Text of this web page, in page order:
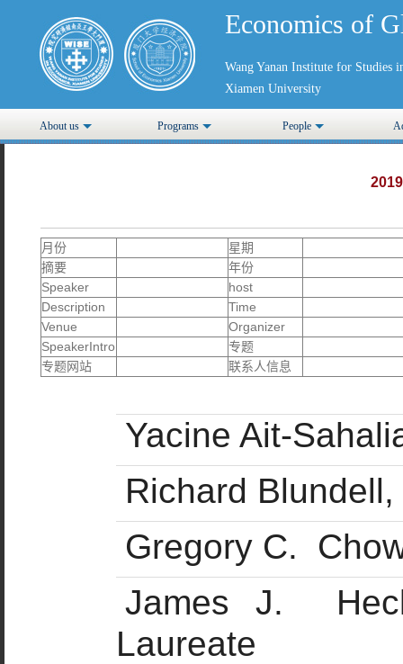
Economics of
Wang Yanan Institute for Studies
Xiamen University
About us Programs People
月份
星期
摘要
年份
Speaker
host
Description
Time
Venue
Organizer
SpeakerIntro
专题
专题网站
联系人信息
Yacine Ait-
Richard
Gregory C.
James J.
Laureate